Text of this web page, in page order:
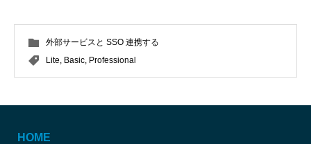
外部サービスと SSO 連携する
Lite, Basic, Professional
HOME